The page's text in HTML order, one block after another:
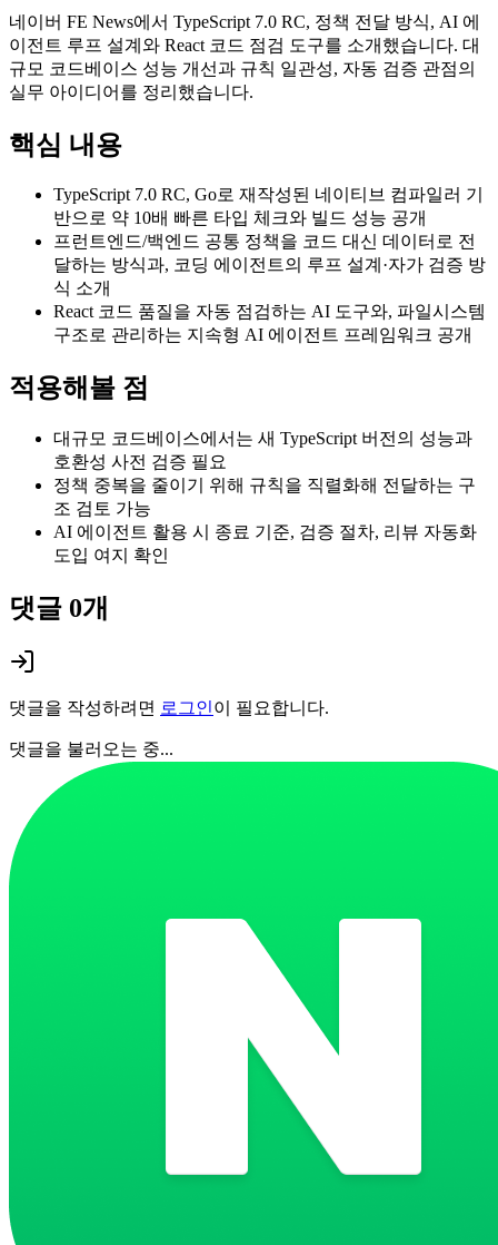
네이버 FE News에서 TypeScript 7.0 RC, 정책 전달 방식, AI 에
이전트 루프 설계와 React 코드 점검 도구를 소개했습니다. 대
규모 코드베이스 성능 개선과 규칙 일관성, 자동 검증 관점의
실무 아이디어를 정리했습니다.
핵심 내용
TypeScript 7.0 RC, Go로 재작성된 네이티브 컴파일러 기
반으로 약 10배 빠른 타입 체크와 빌드 성능 공개
프런트엔드/백엔드 공통 정책을 코드 대신 데이터로 전
달하는 방식과, 코딩 에이전트의 루프 설계·자가 검증 방
식 소개
React 코드 품질을 자동 점검하는 AI 도구와, 파일시스템
구조로 관리하는 지속형 AI 에이전트 프레임워크 공개
적용해볼 점
대규모 코드베이스에서는 새 TypeScript 버전의 성능과
호환성 사전 검증 필요
정책 중복을 줄이기 위해 규칙을 직렬화해 전달하는 구
조 검토 가능
AI 에이전트 활용 시 종료 기준, 검증 절차, 리뷰 자동화
도입 여지 확인
댓글 0개
댓글을 작성하려면 로그인이 필요합니다.
댓글을 불러오는 중...